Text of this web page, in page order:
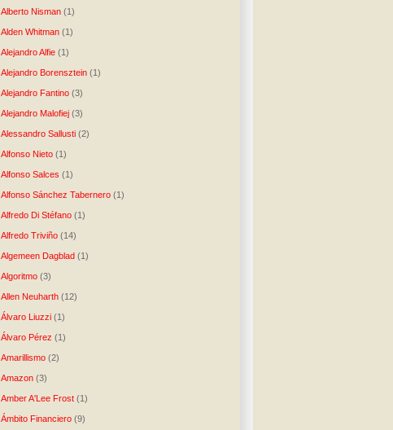
Alberto Nisman (1)
Alden Whitman (1)
Alejandro Alfie (1)
Alejandro Borensztein (1)
Alejandro Fantino (3)
Alejandro Malofiej (3)
Alessandro Sallusti (2)
Alfonso Nieto (1)
Alfonso Salces (1)
Alfonso Sánchez Tabernero (1)
Alfredo Di Stéfano (1)
Alfredo Triviño (14)
Algemeen Dagblad (1)
Algoritmo (3)
Allen Neuharth (12)
Álvaro Liuzzi (1)
Álvaro Pérez (1)
Amarillismo (2)
Amazon (3)
Amber A'Lee Frost (1)
Ámbito Financiero (9)